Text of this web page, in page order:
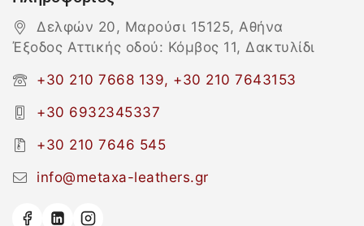
Δελφών 20, Μαρούσι 15125, Αθήνα
Έξοδος Αττικής οδού: Κόμβος 11, Δακτυλίδι
+30 210 7668 139, +30 210 7643153
+30 6932345337
+30 210 7646 545
info@metaxa-leathers.gr